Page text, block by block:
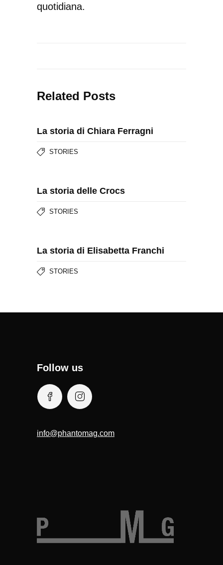
quotidiana.
Related Posts
La storia di Chiara Ferragni
STORIES
La storia delle Crocs
STORIES
La storia di Elisabetta Franchi
STORIES
Follow us
info@phantomag.com